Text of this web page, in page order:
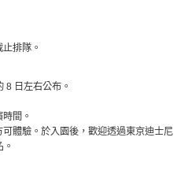
排隊。
8 日左右公布。
間。
體驗。於入園後，歡迎透過東京迪士尼